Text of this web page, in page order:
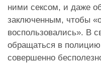
ними сексом, и даже
заключенным, чтобы
воспользовались». В
обращаться в
совершенно